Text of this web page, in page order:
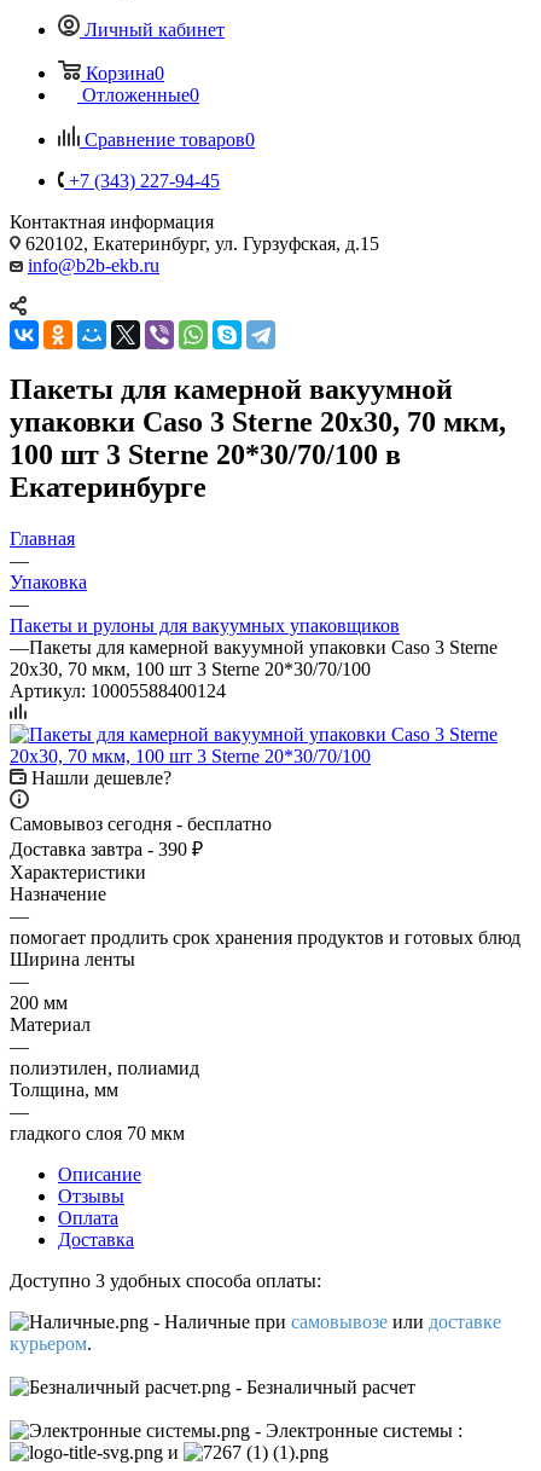
Личный кабинет
Корзина0
Отложенные0
Сравнение товаров0
+7 (343) 227-94-45
Контактная информация
620102, Екатеринбург, ул. Гурзуфская, д.15
info@b2b-ekb.ru
Пакеты для камерной вакуумной
упаковки Caso 3 Sterne 20х30, 70 мкм,
100 шт 3 Sterne 20*30/70/100 в
Екатеринбурге
Главная
—
Упаковка
—
Пакеты и рулоны для вакуумных упаковщиков
—Пакеты для камерной вакуумной упаковки Caso 3 Sterne
20х30, 70 мкм, 100 шт 3 Sterne 20*30/70/100
Артикул: 10005588400124
Нашли дешевле?
Самовывоз сегодня - бесплатно
Доставка завтра - 390 ₽
Характеристики
Назначение
—
помогает продлить срок хранения продуктов и готовых блюд
Ширина ленты
—
200 мм
Материал
—
полиэтилен, полиамид
Толщина, мм
—
гладкого слоя 70 мкм
Описание
Отзывы
Оплата
Доставка
Доступно 3 удобных способа оплаты:
- Наличные при самовывозе или доставке
курьером.
- Безналичный расчет
- Электронные системы :
и